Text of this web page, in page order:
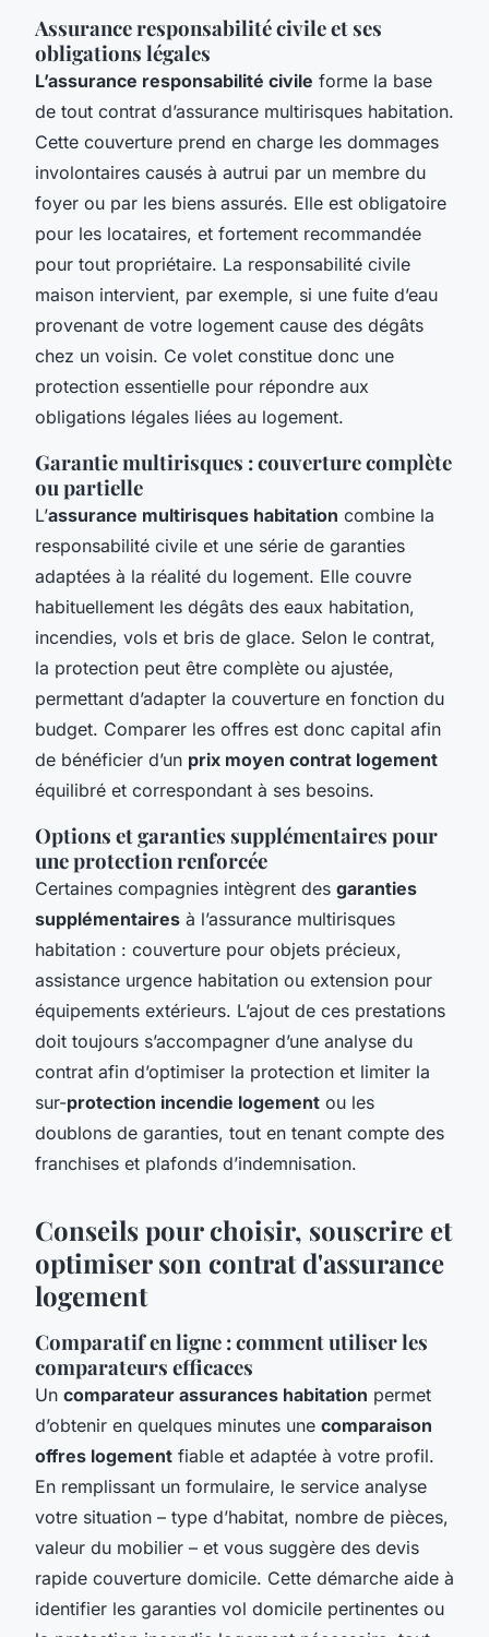
Assurance responsabilité civile et ses
obligations légales
L’assurance responsabilité civile forme la base
de tout contrat d’assurance multirisques habitation.
Cette couverture prend en charge les dommages
involontaires causés à autrui par un membre du
foyer ou par les biens assurés. Elle est obligatoire
pour les locataires, et fortement recommandée
pour tout propriétaire. La responsabilité civile
maison intervient, par exemple, si une fuite d’eau
provenant de votre logement cause des dégâts
chez un voisin. Ce volet constitue donc une
protection essentielle pour répondre aux
obligations légales liées au logement.
Garantie multirisques : couverture complète
ou partielle
L’assurance multirisques habitation combine la
responsabilité civile et une série de garanties
adaptées à la réalité du logement. Elle couvre
habituellement les dégâts des eaux habitation,
incendies, vols et bris de glace. Selon le contrat,
la protection peut être complète ou ajustée,
permettant d’adapter la couverture en fonction du
budget. Comparer les offres est donc capital afin
de bénéficier d’un prix moyen contrat logement
équilibré et correspondant à ses besoins.
Options et garanties supplémentaires pour
une protection renforcée
Certaines compagnies intègrent des garanties
supplémentaires à l’assurance multirisques
habitation : couverture pour objets précieux,
assistance urgence habitation ou extension pour
équipements extérieurs. L’ajout de ces prestations
doit toujours s’accompagner d’une analyse du
contrat afin d’optimiser la protection et limiter la
sur-protection incendie logement ou les
doublons de garanties, tout en tenant compte des
franchises et plafonds d’indemnisation.
Conseils pour choisir, souscrire et
optimiser son contrat d'assurance
logement
Comparatif en ligne : comment utiliser les
comparateurs efficaces
Un comparateur assurances habitation permet
d’obtenir en quelques minutes une comparaison
offres logement fiable et adaptée à votre profil.
En remplissant un formulaire, le service analyse
votre situation – type d’habitat, nombre de pièces,
valeur du mobilier – et vous suggère des devis
rapide couverture domicile. Cette démarche aide à
identifier les garanties vol domicile pertinentes ou